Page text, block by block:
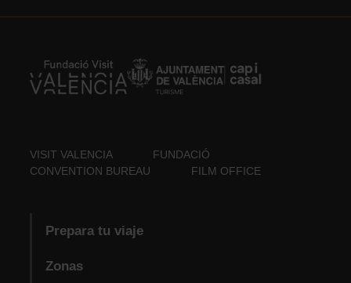
VISIT VALENCIA
FUNDACIÓ
CONVENTION BUREAU
FILM OFFICE
Prepara tu viaje
Zonas